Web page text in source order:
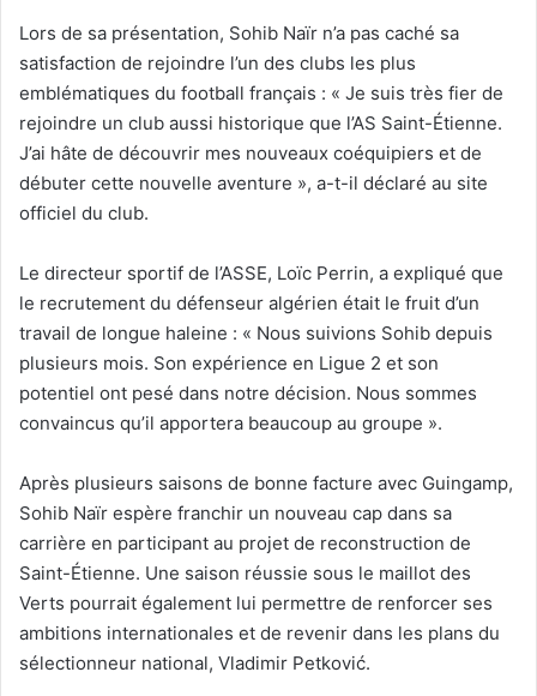
Lors de sa présentation, Sohib Naïr n’a pas caché sa
satisfaction de rejoindre l’un des clubs les plus
emblématiques du football français : « Je suis très fier de
rejoindre un club aussi historique que l’AS Saint-Étienne.
J’ai hâte de découvrir mes nouveaux coéquipiers et de
débuter cette nouvelle aventure », a-t-il déclaré au site
officiel du club.
Le directeur sportif de l’ASSE, Loïc Perrin, a expliqué que
le recrutement du défenseur algérien était le fruit d’un
travail de longue haleine : « Nous suivions Sohib depuis
plusieurs mois. Son expérience en Ligue 2 et son
potentiel ont pesé dans notre décision. Nous sommes
convaincus qu’il apportera beaucoup au groupe ».
Après plusieurs saisons de bonne facture avec Guingamp,
Sohib Naïr espère franchir un nouveau cap dans sa
carrière en participant au projet de reconstruction de
Saint-Étienne. Une saison réussie sous le maillot des
Verts pourrait également lui permettre de renforcer ses
ambitions internationales et de revenir dans les plans du
sélectionneur national, Vladimir Petković.